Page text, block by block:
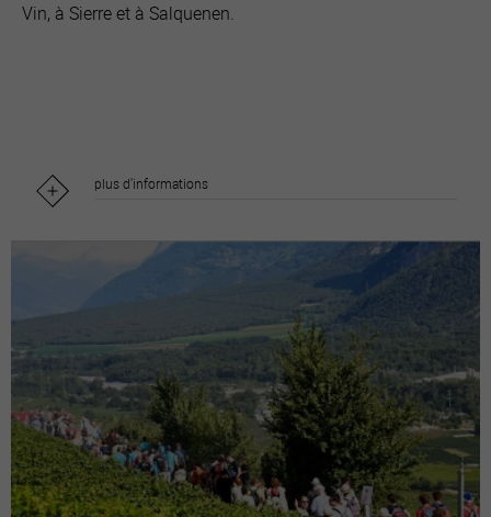
Vin, à Sierre et à Salquenen.
plus d'informations